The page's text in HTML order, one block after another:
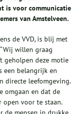
is voor communicatie
van Amstelveen.
de VVD, is blij met
willen graag
geholpen deze motie
een belangrijk en
directe leefomgeving.
omgaan en dat de
open voor te staan.